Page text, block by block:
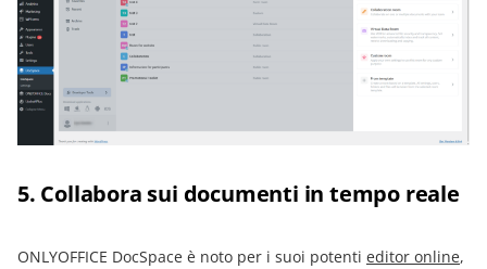
5. Collabora sui documenti in tempo reale
ONLYOFFICE DocSpace è noto per i suoi potenti editor online,